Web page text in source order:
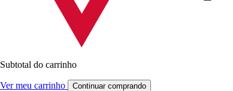
Subtotal do carrinho
Ver meu carrinho Continuar comprando